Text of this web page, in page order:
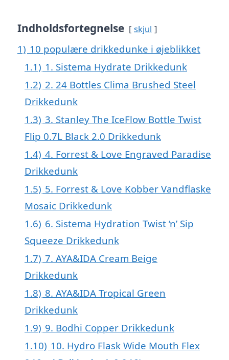
Indholdsfortegnelse skjul
1) 10 populære drikkedunke i øjeblikket
1.1) 1. Sistema Hydrate Drikkedunk
1.2) 2. 24 Bottles Clima Brushed Steel
Drikkedunk
1.3) 3. Stanley The IceFlow Bottle Twist
Flip 0.7L Black 2.0 Drikkedunk
1.4) 4. Forrest & Love Engraved Paradise
Drikkedunk
1.5) 5. Forrest & Love Kobber Vandflaske
Mosaic Drikkedunk
1.6) 6. Sistema Hydration Twist ‘n’ Sip
Squeeze Drikkedunk
1.7) 7. AYA&IDA Cream Beige
Drikkedunk
1.8) 8. AYA&IDA Tropical Green
Drikkedunk
1.9) 9. Bodhi Copper Drikkedunk
1.10) 10. Hydro Flask Wide Mouth Flex